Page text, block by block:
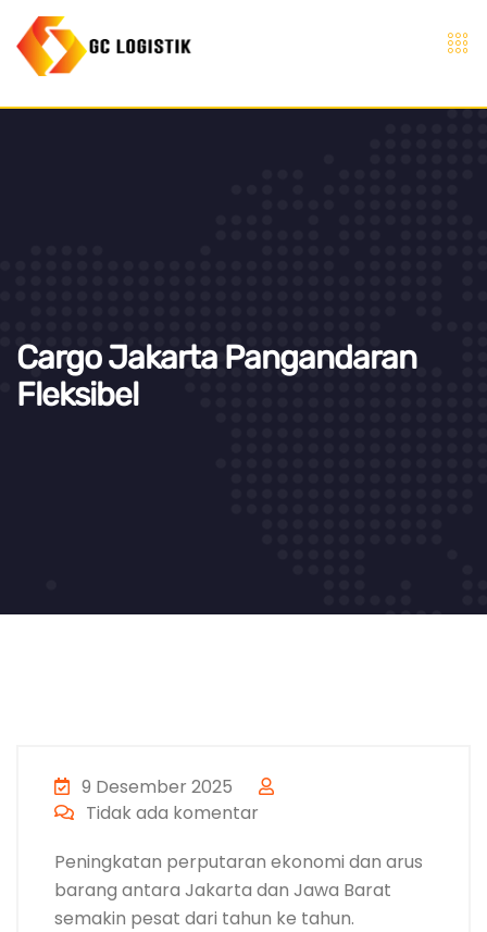
Cargo Jakarta Pangandaran
Fleksibel
9 Desember 2025
Tidak ada komentar
Peningkatan perputaran ekonomi dan arus
barang antara Jakarta dan Jawa Barat
semakin pesat dari tahun ke tahun.